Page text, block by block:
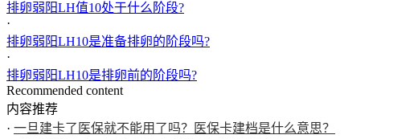
排卵弱阳LH值10处于什么阶段?
·
排卵弱阳LH10是准备排卵的阶段吗?
·
排卵弱阳LH10是排卵前的阶段吗?
Recommended content
内容推荐
· 一旦建卡了医保就不能用了吗？医保卡建档是什么意思？